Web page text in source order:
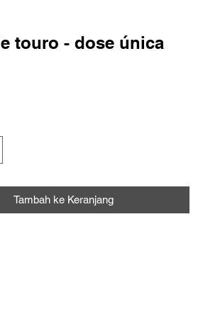
touro - dose única
Tambah ke Keranjang